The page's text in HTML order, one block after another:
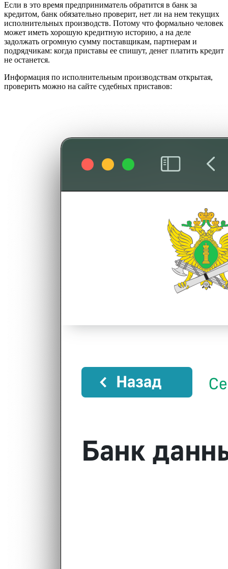
Если в это время предприниматель обратится в банк за
кредитом, банк обязательно проверит, нет ли на нем текущих
исполнительных производств. Потому что формально человек
может иметь хорошую кредитную историю, а на деле
задолжать огромную сумму поставщикам, партнерам и
подрядчикам: когда приставы ее спишут, денег платить кредит
не останется.
Информация по исполнительным производствам открытая,
проверить можно на сайте судебных приставов: